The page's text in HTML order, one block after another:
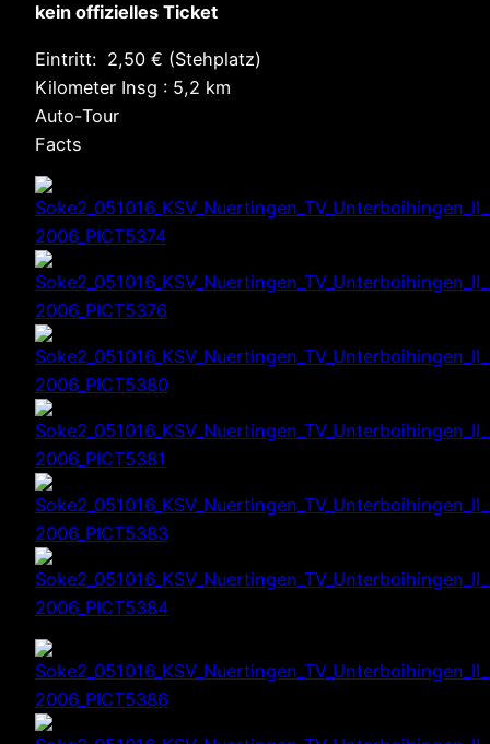
kein offizielles Ticket
Eintritt: 2,50 € (Stehplatz)
Kilometer Insg : 5,2 km
Auto-Tour
Facts